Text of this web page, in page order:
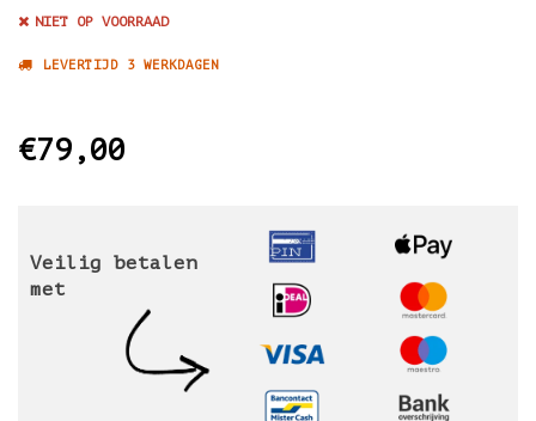
NIET OP VOORRAAD
LEVERTIJD 3 WERKDAGEN
€79,00
Veilig betalen
met